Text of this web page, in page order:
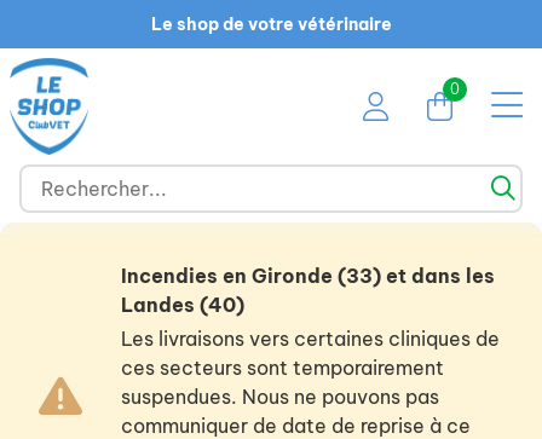
Le shop de votre vétérinaire
0
Incendies en Gironde (33) et dans les
Landes (40)
Les livraisons vers certaines cliniques de
ces secteurs sont temporairement
suspendues. Nous ne pouvons pas
communiquer de date de reprise à ce